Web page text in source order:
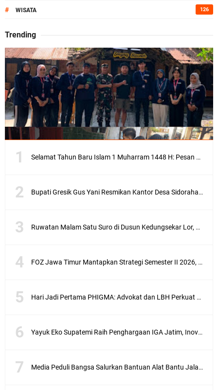
# WISATA 126
Trending
Selamat Tahun Baru Islam 1 Muharram 1448 H: Pesan Hijrah Drs. H. Husnul Aqib, M.M. untuk Negeri
Bupati Gresik Gus Yani Resmikan Kantor Desa Sidoraharjo: Simbol Komitmen Pelayanan Publik dan Kepedulian Sosial
Ruwatan Malam Satu Suro di Dusun Kedungsekar Lor, Tradisi Luhur yang Terus Istiqomah
FOZ Jawa Timur Mantapkan Strategi Semester II 2026, Fokus pada Penguatan SDM Amil dan Kolaborasi BerdampakNarasi
Hari Jadi Pertama PHIGMA: Advokat dan LBH Perkuat Soliditas di Jakarta
Yayuk Eko Supatemi Raih Penghargaan IGA Jatim, Inovasi Wayang Kulit untuk Anak Berkebutuhan Khusus
Media Peduli Bangsa Salurkan Bantuan Alat Bantu Jalan untuk Lansia